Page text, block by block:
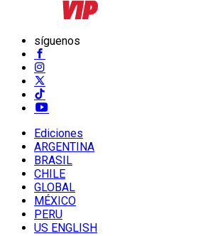
síguenos
Ediciones
ARGENTINA
BRASIL
CHILE
GLOBAL
MÉXICO
PERU
US ENGLISH